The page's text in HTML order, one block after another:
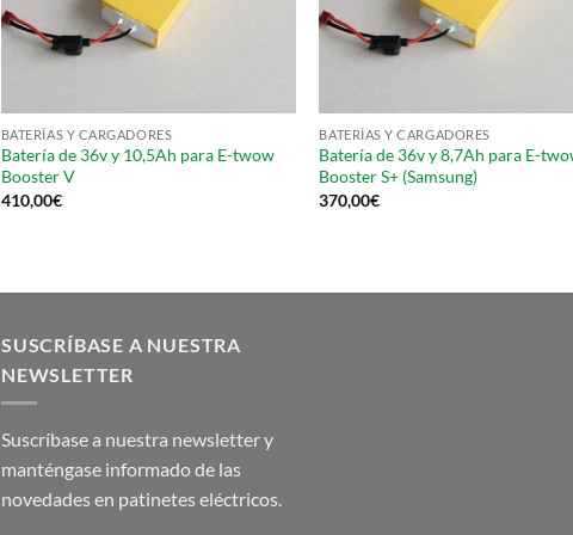
BATERÍAS Y CARGADORES
Batería de 36v y 10,5Ah para E-twow
Booster V
410,00€
BATERÍAS Y CARGADORES
Batería de 36v y 8,7Ah para E-
Booster S+ (Samsung)
370,00€
SUSCRÍBASE A NUESTRA
NEWSLETTER
Suscríbase a nuestra newsletter y
manténgase informado de las
novedades en patinetes eléctricos.